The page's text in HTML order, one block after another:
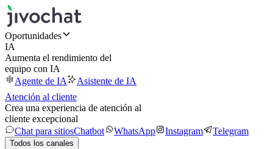
Oportunidades
IA
Aumenta el rendimiento del
equipo con IA
Agente de IA
Asistente de IA
Atención al cliente
Crea una experiencia de atención al
cliente excepcional
Chat para sitiosChatbot WhatsApp Instagram Telegram
Todos los canales